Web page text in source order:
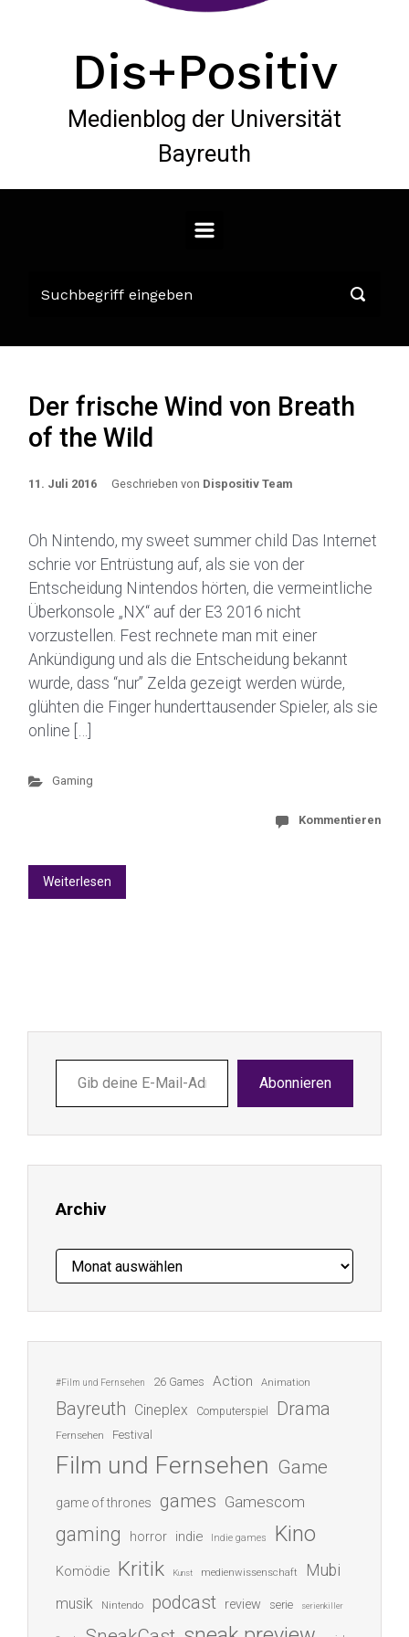
Dis+Positiv
Medienblog der Universität
Bayreuth
Der frische Wind von Breath
of the Wild
11. Juli 2016 Geschrieben von Dispositiv Team
Oh Nintendo, my sweet summer child Das Internet
schrie vor Entrüstung auf, als sie von der
Entscheidung Nintendos hörten, die vermeintliche
Überkonsole „NX“ auf der E3 2016 nicht
vorzustellen. Fest rechnete man mit einer
Ankündigung und als die Entscheidung bekannt
wurde, dass “nur” Zelda gezeigt werden würde,
glühten die Finger hunderttausender Spieler, als sie
online […]
Gaming
Kommentieren
Weiterlesen
deine
E-
ein ...
Abonnieren
Archiv
Archiv
#Film und Fernsehen 26 Games Action Animation
Bayreuth Cineplex Computerspiel Drama
Fernsehen Festival
Film und Fernsehen Game
game of thrones games Gamescom
gaming horror indie Indie games Kino
Komödie Kritik Kunst medienwissenschaft Mubi
musik Nintendo podcast review serie serienkiller